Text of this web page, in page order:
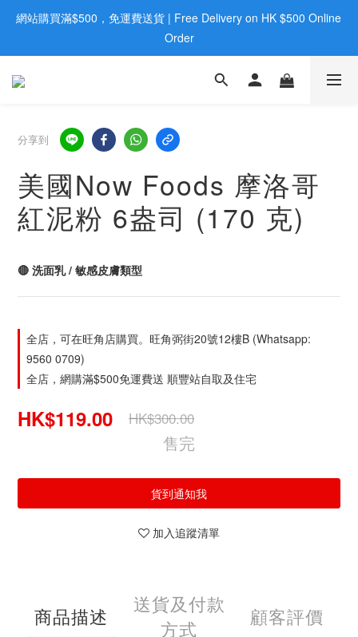
歡迎親臨旺角店購買：旺角弼街20號12樓B  |  RealDeal 保健品 |
WhatsApp 9560 0709
網站購買滿$500，免運費送貨 | Free Delivery on HK $500 Online
Order
歡迎親臨旺角店購買：旺角弼街20號12樓B  |  RealDeal 保健品 |
分享到
美國Now Foods 摩洛哥
紅泥粉 6盎司 (170 克)
🔴 洗面乳 / 敏感皮膚類型
全店，可在旺角店購買。旺角弼街20號12樓B (Whatsapp:
9560 0709)
全店，網購滿$500免運費送 順豐站自取及住宅
HK$119.00 HK$300.00
售完
貨到通知我
加入追蹤清單
商品描述
送貨及付款
方式
顧客評價